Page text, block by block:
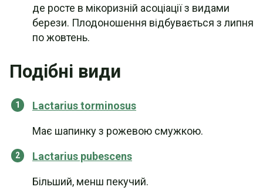
де росте в мікоризній асоціації з видами
берези. Плодоношення відбувається з липня
по жовтень.
Подібні види
Lactarius torminosus
Має шапинку з рожевою смужкою.
Lactarius pubescens
Більший, менш пекучий.